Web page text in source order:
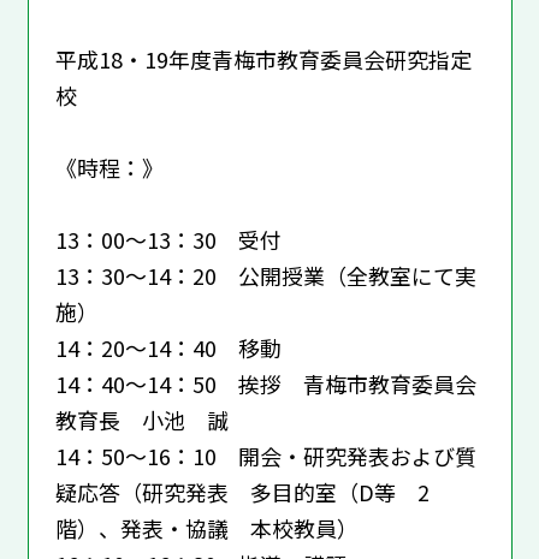
平成18・19年度青梅市教育委員会研究指定
校
《時程：》
13：00～13：30 受付
13：30～14：20 公開授業（全教室にて実
施）
14：20～14：40 移動
14：40～14：50 挨拶 青梅市教育委員会
教育長 小池 誠
14：50～16：10 開会・研究発表および質
疑応答（研究発表 多目的室（D等 2
階）、発表・協議 本校教員）